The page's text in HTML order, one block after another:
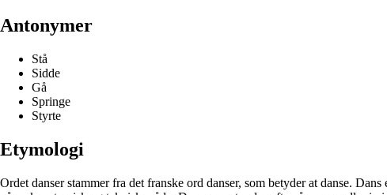
Antonymer
Stå
Sidde
Gå
Springe
Styrte
Etymologi
Ordet danser stammer fra det franske ord danser, som betyder at danse.